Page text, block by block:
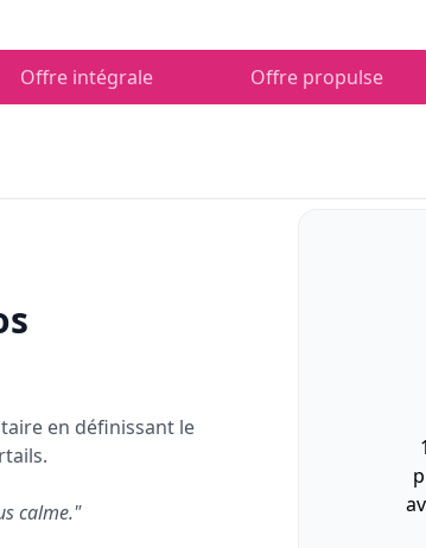
Offre intégrale Offre propulse
en définissant le
calme."